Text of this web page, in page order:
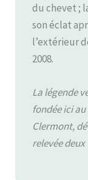
du chevet ;
son éclat
l’extérieur
2008.
La légende
fondée ici au
Clermont,
relevée